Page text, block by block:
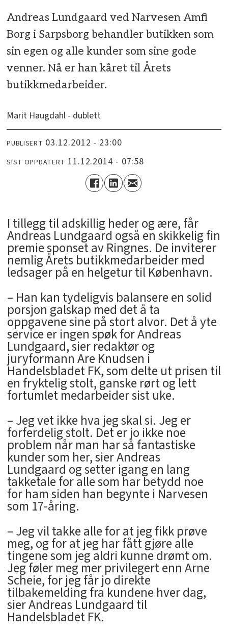
Andreas Lundgaard ved Narvesen Amfi
Borg i Sarpsborg behandler butikken som
sin egen og alle kunder som sine gode
venner. Nå er han kåret til Årets
butikkmedarbeider.
Marit Haugdahl - dublett
PUBLISERT 03.12.2012 - 23:00
SIST OPPDATERT 11.12.2014 - 07:58
I tillegg til adskillig heder og ære, får
Andreas Lundgaard også en skikkelig fin
premie sponset av Ringnes. De inviterer
nemlig Årets butikkmedarbeider med
ledsager på en helgetur til København.
– Han kan tydeligvis balansere en solid
porsjon galskap med det å ta
oppgavene sine på stort alvor. Det å yte
service er ingen spøk for Andreas
Lundgaard, sier redaktør og
juryformann Are Knudsen i
Handelsbladet FK, som delte ut prisen til
en fryktelig stolt, ganske rørt og lett
fortumlet medarbeider sist uke.
– Jeg vet ikke hva jeg skal si. Jeg er
forferdelig stolt. Det er jo ikke noe
problem når man har så fantastiske
kunder som her, sier Andreas
Lundgaard og setter igang en lang
takketale for alle som har betydd noe
for ham siden han begynte i Narvesen
som 17-åring.
– Jeg vil takke alle for at jeg fikk prøve
meg, og for at jeg har fått gjøre alle
tingene som jeg aldri kunne drømt om.
Jeg føler meg mer privilegert enn Arne
Scheie, for jeg får jo direkte
tilbakemelding fra kundene hver dag,
sier Andreas Lundgaard til
Handelsbladet FK.